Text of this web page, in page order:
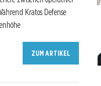
Kratos Defense
ZUM ARTIKEL